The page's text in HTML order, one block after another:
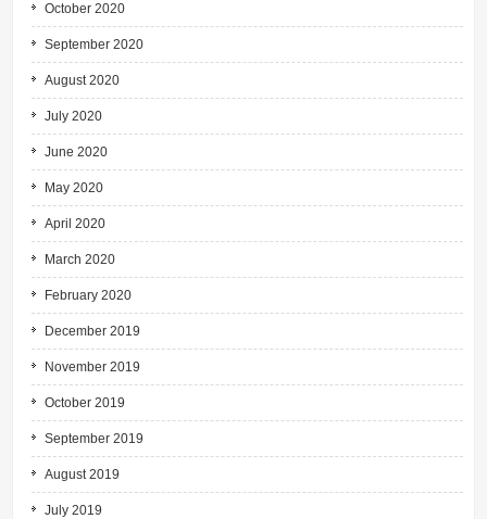
October 2020
September 2020
August 2020
July 2020
June 2020
May 2020
April 2020
March 2020
February 2020
December 2019
November 2019
October 2019
September 2019
August 2019
July 2019